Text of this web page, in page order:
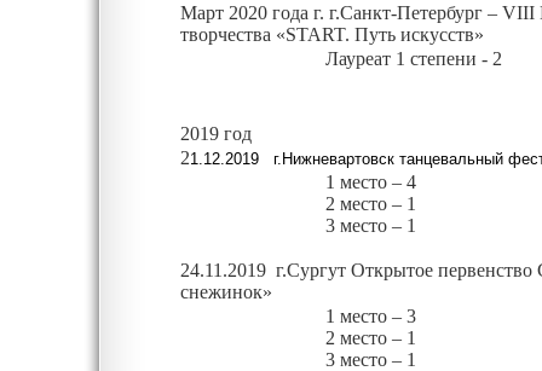
Март 2020 года г. г.Санкт-Петербург –
творчества «START. Путь искусств»
Лауреат 1 степени - 2
2019 год
21.12.2019 г.Нижневартовск танцевальный
1 место – 4
2 место – 1
3 место – 1
24.11.2019 г.Сургут Открытое первенство
снежинок»
1 место – 3
2 место – 1
3 место – 1